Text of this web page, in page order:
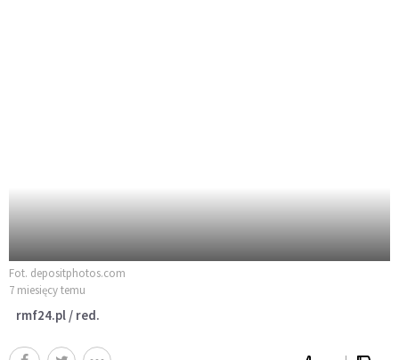
Fot. depositphotos.com
7 miesięcy temu
rmf24.pl / red.